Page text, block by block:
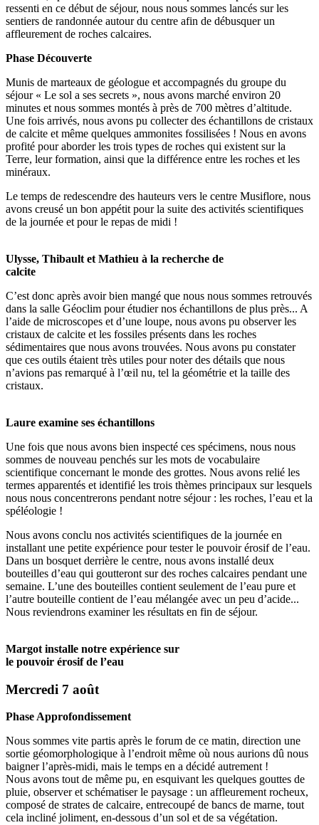
ressenti en ce début de séjour, nous nous sommes lancés sur les
sentiers de randonnée autour du centre afin de débusquer un
affleurement de roches calcaires.
Phase Découverte
Munis de marteaux de géologue et accompagnés du groupe du
séjour « Le sol a ses secrets », nous avons marché environ 20
minutes et nous sommes montés à près de 700 mètres d’altitude.
Une fois arrivés, nous avons pu collecter des échantillons de cristaux
de calcite et même quelques ammonites fossilisées ! Nous en avons
profité pour aborder les trois types de roches qui existent sur la
Terre, leur formation, ainsi que la différence entre les roches et les
minéraux.
Le temps de redescendre des hauteurs vers le centre Musiflore, nous
avons creusé un bon appétit pour la suite des activités scientifiques
de la journée et pour le repas de midi !
Ulysse, Thibault et Mathieu à la recherche de
calcite
C’est donc après avoir bien mangé que nous nous sommes retrouvés
dans la salle Géoclim pour étudier nos échantillons de plus près... A
l’aide de microscopes et d’une loupe, nous avons pu observer les
cristaux de calcite et les fossiles présents dans les roches
sédimentaires que nous avons trouvées. Nous avons pu constater
que ces outils étaient très utiles pour noter des détails que nous
n’avions pas remarqué à l’œil nu, tel la géométrie et la taille des
cristaux.
Laure examine ses échantillons
Une fois que nous avons bien inspecté ces spécimens, nous nous
sommes de nouveau penchés sur les mots de vocabulaire
scientifique concernant le monde des grottes. Nous avons relié les
termes apparentés et identifié les trois thèmes principaux sur lesquels
nous nous concentrerons pendant notre séjour : les roches, l’eau et la
spéléologie !
Nous avons conclu nos activités scientifiques de la journée en
installant une petite expérience pour tester le pouvoir érosif de l’eau.
Dans un bosquet derrière le centre, nous avons installé deux
bouteilles d’eau qui goutteront sur des roches calcaires pendant une
semaine. L’une des bouteilles contient seulement de l’eau pure et
l’autre bouteille contient de l’eau mélangée avec un peu d’acide...
Nous reviendrons examiner les résultats en fin de séjour.
Margot installe notre expérience sur
le pouvoir érosif de l’eau
Mercredi 7 août
Phase Approfondissement
Nous sommes vite partis après le forum de ce matin, direction une
sortie géomorphologique à l’endroit même où nous aurions dû nous
baigner l’après-midi, mais le temps en a décidé autrement !
Nous avons tout de même pu, en esquivant les quelques gouttes de
pluie, observer et schématiser le paysage : un affleurement rocheux,
composé de strates de calcaire, entrecoupé de bancs de marne, tout
cela incliné joliment, en-dessous d’un sol et de sa végétation.